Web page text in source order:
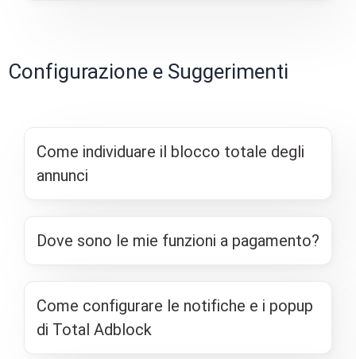
Configurazione e Suggerimenti
Come individuare il blocco totale degli
annunci
Dove sono le mie funzioni a pagamento?
Come configurare le notifiche e i popup
di Total Adblock